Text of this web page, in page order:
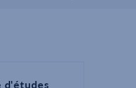
d'études